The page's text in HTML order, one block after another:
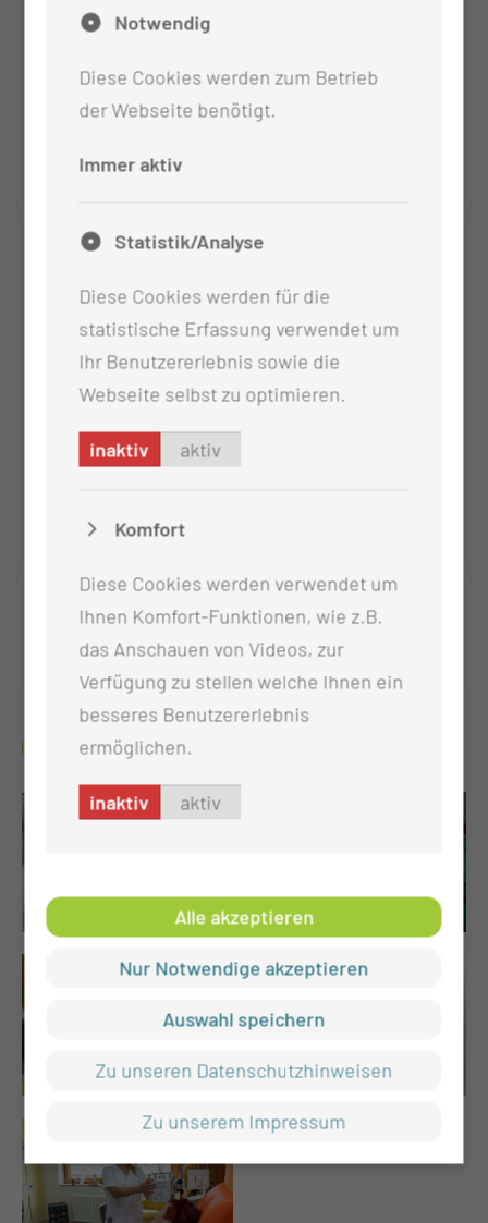
Brustzentrum
Dysplasie-Einheit
GALERIE
Notwendig
Diese Cookies werden zum Betrieb
der Webseite benötigt.
Immer aktiv
Statistik/Analyse
Diese Cookies werden für die
statistische Erfassung verwendet um
Ihr Benutzererlebnis sowie die
Webseite selbst zu optimieren.
inaktiv aktiv
Komfort
Diese Cookies werden verwendet um
Ihnen Komfort-Funktionen, wie z.B.
das Anschauen von Videos, zur
Verfügung zu stellen welche Ihnen ein
besseres Benutzererlebnis
ermöglichen.
inaktiv aktiv
Alle akzeptieren
Nur Notwendige akzeptieren
Auswahl speichern
Zu unseren Datenschutzhinweisen
Zu unserem Impressum